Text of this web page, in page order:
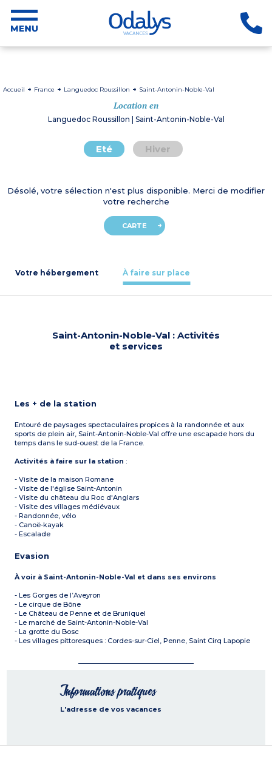
Accueil France Languedoc Roussillon Saint-Antonin-Noble-Val
Location en
Languedoc Roussillon | Saint-Antonin-Noble-Val
Eté Hiver
Désolé, votre sélection n'est plus disponible. Merci de modifier
votre recherche
CARTE
Votre hébergement À faire sur place
Saint-Antonin-Noble-Val : Activités
et services
Les + de la station
Entouré de paysages spectaculaires propices à la randonnée et aux
sports de plein air, Saint-Antonin-Noble-Val offre une escapade hors du
temps dans le sud-ouest de la France.
Activités à faire sur la station :
- Visite de la maison Romane
- Visite de l'église Saint-Antonin
- Visite du château du Roc d'Anglars
- Visite des villages médiévaux
- Randonnée, vélo
- Canoë-kayak
- Escalade
Evasion
À voir à Saint-Antonin-Noble-Val et dans ses environs
- Les Gorges de l’Aveyron
- Le cirque de Bône
- Le Château de Penne et de Bruniquel
- Le marché de Saint-Antonin-Noble-Val
- La grotte du Bosc
- Les villages pittoresques : Cordes-sur-Ciel, Penne, Saint Cirq Lapopie
Informations pratiques
L'adresse de vos vacances